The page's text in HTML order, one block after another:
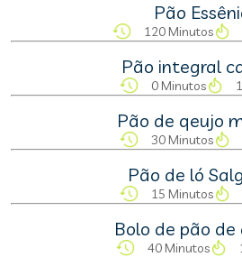
Pão
120 Minutos
Pão integral
0 Minutos
Pão de qeujo
30 Minutos
Pão de ló
15 Minutos
Bolo de pão de
40 Minutos